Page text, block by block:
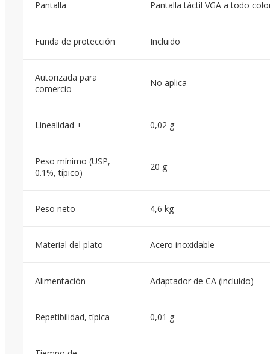
Pantalla Pantalla táctil VGA a todo
Funda de protección Incluido
Autorizada para
comercio
No aplica
Linealidad ± 0,02 g
Peso mínimo (USP,
0.1%, típico)
20 g
Peso neto 4,6 kg
Material del plato Acero inoxidable
Alimentación Adaptador de CA (incluido)
Repetibilidad, típica 0,01 g